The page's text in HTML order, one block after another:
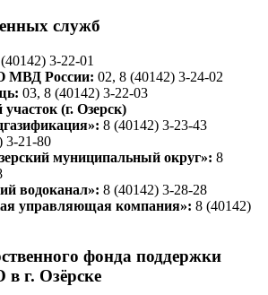
служб
3-22-01
МВД России: 02, 8 (40142) 3-24-02
03, 8 (40142) 3-22-03
(г. Озерск)
8 (40142) 3-23-43
3-21-80
муниципальный округ»: 8
водоканал»: 8 (40142) 3-28-28
управляющая компания»: 8 (40142)
фонда поддержки
г. Озёрске